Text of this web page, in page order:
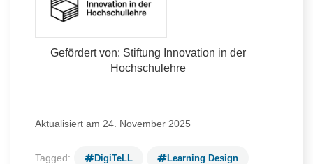
Gefördert von: Stiftung Innovation in der
Hochschulehre
Aktualisiert am 24. November 2025
Tagged: DigiTeLL Learning Design